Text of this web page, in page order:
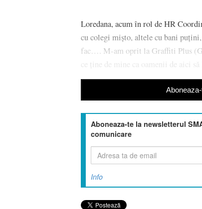
Loredana, acum în rol de HR
cu colegi mișto, altele cu bani
fac…. M-am oprit la Graffiti Plus
ce ține de mine ca oamenii de aici să
Aboneaza-te la newsletterul
comunicare
Info